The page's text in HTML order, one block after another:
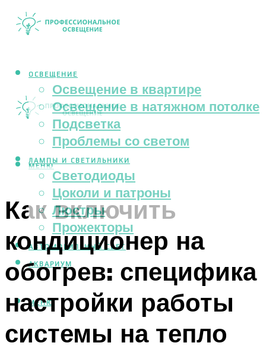
ОСВЕЩЕНИЕ
Освещение в квартире
Освещение в натяжном потолке
Подсветка
Проблемы со светом
ЛАМПЫ И СВЕТИЛЬНИКИ
Светодиоды
Цоколи и патроны
Люстры
Прожекторы
АВТОМОБИЛЬНЫЙ СВЕТ
АКВАРИУМ
МЕНЮ
МЕНЮ
Как включить
кондиционер на
обогрев: специфика
настройки работы
системы на тепло